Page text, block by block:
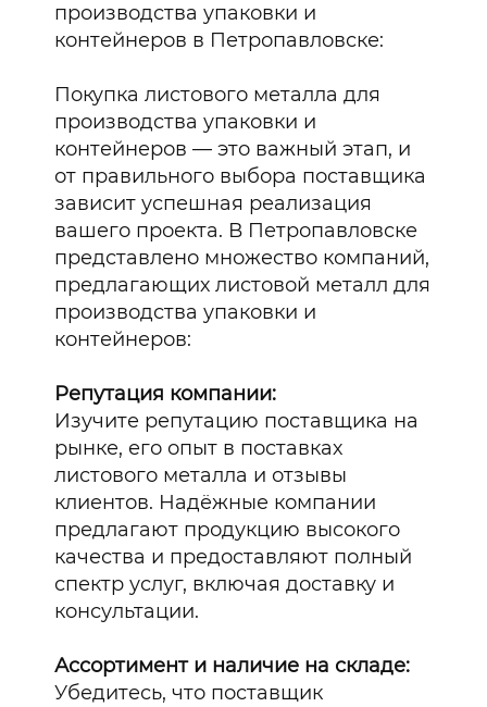
производства упаковки и
контейнеров в Петропавловске:
Покупка листового металла для
производства упаковки и
контейнеров — это важный этап, и
от правильного выбора поставщика
зависит успешная реализация
вашего проекта. В Петропавловске
представлено множество компаний,
предлагающих листовой металл для
производства упаковки и
контейнеров:
Репутация компании:
Изучите репутацию поставщика на
рынке, его опыт в поставках
листового металла и отзывы
клиентов. Надёжные компании
предлагают продукцию высокого
качества и предоставляют полный
спектр услуг, включая доставку и
консультации.
Ассортимент и наличие на складе:
Убедитесь, что поставщик